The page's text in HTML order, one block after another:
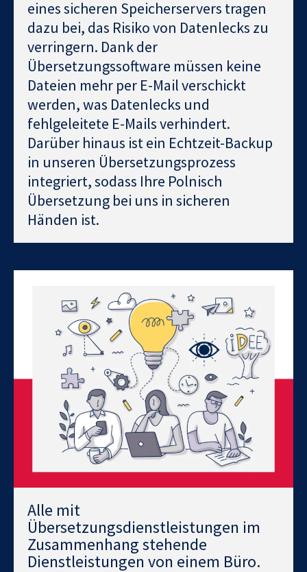
eines sicheren Speicherservers tragen
dazu bei, das Risiko von Datenlecks zu
verringern. Dank der
Übersetzungssoftware müssen keine
Dateien mehr per E-Mail verschickt
werden, was Datenlecks und
fehlgeleitete E-Mails verhindert.
Darüber hinaus ist ein Echtzeit-Backup
in unseren Übersetzungsprozess
integriert, sodass Ihre Polnisch
Übersetzung bei uns in sicheren
Händen ist.
Alle mit
Übersetzungsdienstleistungen im
Zusammenhang stehende
Dienstleistungen von einem Büro.